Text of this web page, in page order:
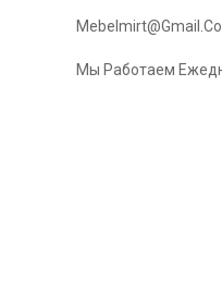
Мы Работаем